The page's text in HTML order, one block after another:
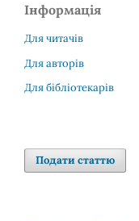
Інформація
Для читачів
Для авторів
Для бібліотекарів
Подати статтю